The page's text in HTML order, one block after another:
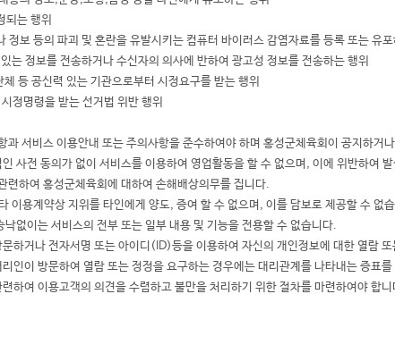
되는 행위
정보 등의 파괴 및 혼란을 유발시키는 컴퓨터 바이러스 감염자료를 등록 또는 유포
는 정보를 전송하거나 수신자의 의사에 반하여 광고성 정보를 전송하는 행위
등 공신력 있는 기관으로부터 시정요구를 받는 행위
정명령을 받는 선거법 위반 행위
과 서비스 이용안내 또는 주의사항을 준수하여야 하며 홍성군체육회이 공지하거
사전 동의가 없이 서비스를 이용하여 영업활동을 할 수 없으며, 이에 위반하여
련하여 홍성군체육회에 대하여 손해배상의무를 집니다.
이용계약상 지위를 타인에게 양도, 증여 할 수 없으며, 이를 담보로 제공할 수 없
없이는 서비스의 전부 또는 일부 내용 및 기능을 전용할 수 없습니다.
하거나 전자서명 또는 아이디(ID)등을 이용하여 자신의 개인정보에 대한 열람
인이 방문하여 열람 또는 정정을 요구하는 경우에는 대리관계를 나타내는 증표
하여 이용고객의 의견을 수렴하고 불만을 처리하기 위한 절차를 마련하여야 합니